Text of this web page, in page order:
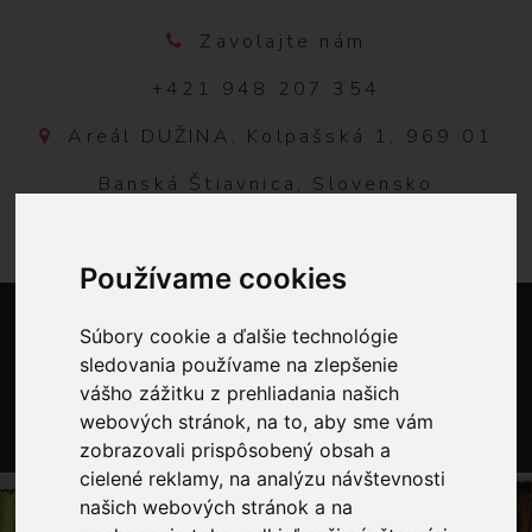
Používame cookies
Súbory cookie a ďalšie technológie
sledovania používame na zlepšenie
vášho zážitku z prehliadania našich
webových stránok, na to, aby sme vám
zobrazovali prispôsobený obsah a
cielené reklamy, na analýzu návštevnosti
našich webových stránok a na
Zavolajte nám
+421 948 207 354
Areál DUŽINA, Kolpašská 1, 969 01
Banská Štiavnica, Slovensko
0